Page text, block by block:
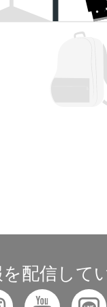
を配信して